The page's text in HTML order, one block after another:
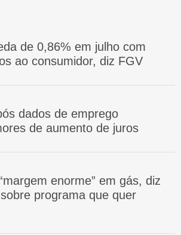
de 0,86% em julho com
ao consumidor, diz FGV
dados de emprego
de aumento de juros
enorme” em gás, diz
programa que quer